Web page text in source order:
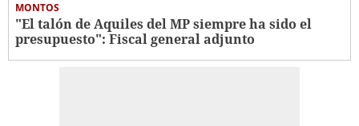
MONTOS
"El talón de Aquiles del MP siempre ha sido el
presupuesto": Fiscal general adjunto